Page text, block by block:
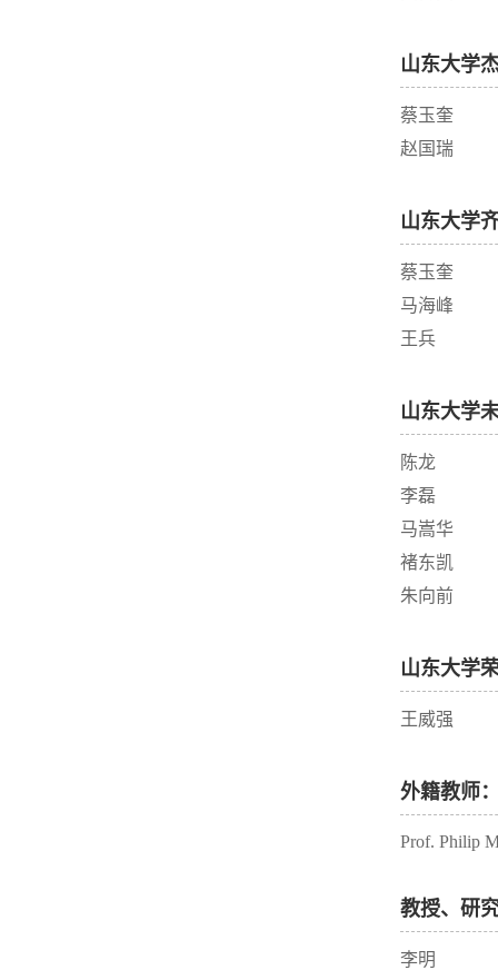
山东大学
蔡玉奎
赵国瑞
山东大学
蔡玉奎
马海峰
王兵
山东大学
陈龙
李磊
马嵩华
褚东凯
朱向前
山东大学
王威强
外籍教师
Prof. Philip
教授、研
李明